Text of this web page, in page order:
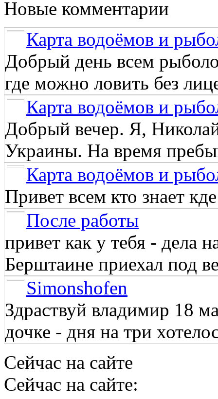
Новые комментарии
Карта водоёмов и
Добрый день всем
где можно ловить без
Карта водоёмов и
Добрый вечер. Я,
Украины. На время
Карта водоёмов и
Привет всем кто знает
После работы
привет как у тебя - дела
Берштаине приехал под
Simonshofen
Здраствуй владимир 18
дочке - дня на три
Сейчас на сайте
Сейчас на сайте: